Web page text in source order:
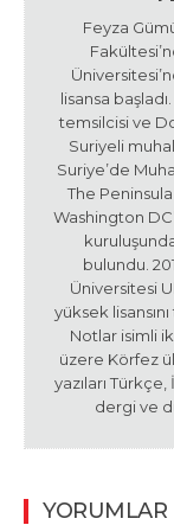
Feyza
lisansa
temsilcisi ve
Suriyeli
Suriye’de
The
Washington
bulundu.
Üniversitesi
yüksek
Notlar isimli
üzere Körfez
yazıları
dergi ve
YORUMLAR